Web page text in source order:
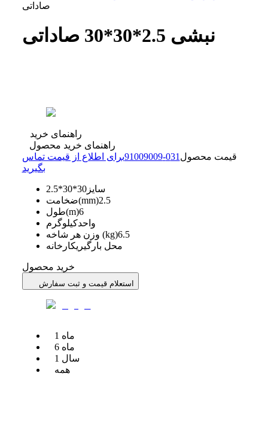
صاداتی
نبشی 2.5*30*30 صاداتی
راهنمای خرید
راهنمای خرید محصول
قیمت محصول
031
-
91009009برای اطلاع از قیمت تماس
بگیرید
سایز30*30*2.5
ضخامت(mm)2.5
طول(m)6
واحدکیلوگرم
وزن هر شاخه (kg)6.5
محل بارگیریکارخانه
خرید محصول
استعلام قیمت و ثبت سفارش
1 ماه
6 ماه
1 سال
همه